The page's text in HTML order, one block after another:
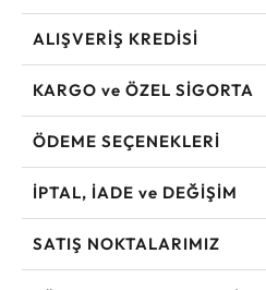
ALIŞVERİŞ KREDİSİ
KARGO ve ÖZEL SİGORTA
ÖDEME SEÇENEKLERİ
İPTAL, İADE ve DEĞİŞİM
SATIŞ NOKTALARIMIZ